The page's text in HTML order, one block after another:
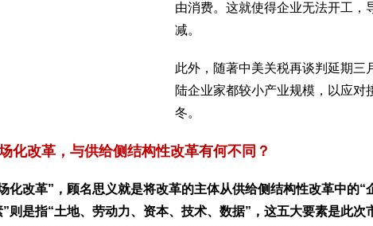
由消费。这就使得企业无法开工，
减。
此外，随著中美关税再谈判延期三
陆企业家都较小产业规模，以应对
冬。
化改革，与供给侧结构性改革有何不同？
化改革”，顾名思义就是将改革的主体从供给侧结构性改革中的“
”则是指“土地、劳动力、资本、技术、数据”，这五大要素是此次